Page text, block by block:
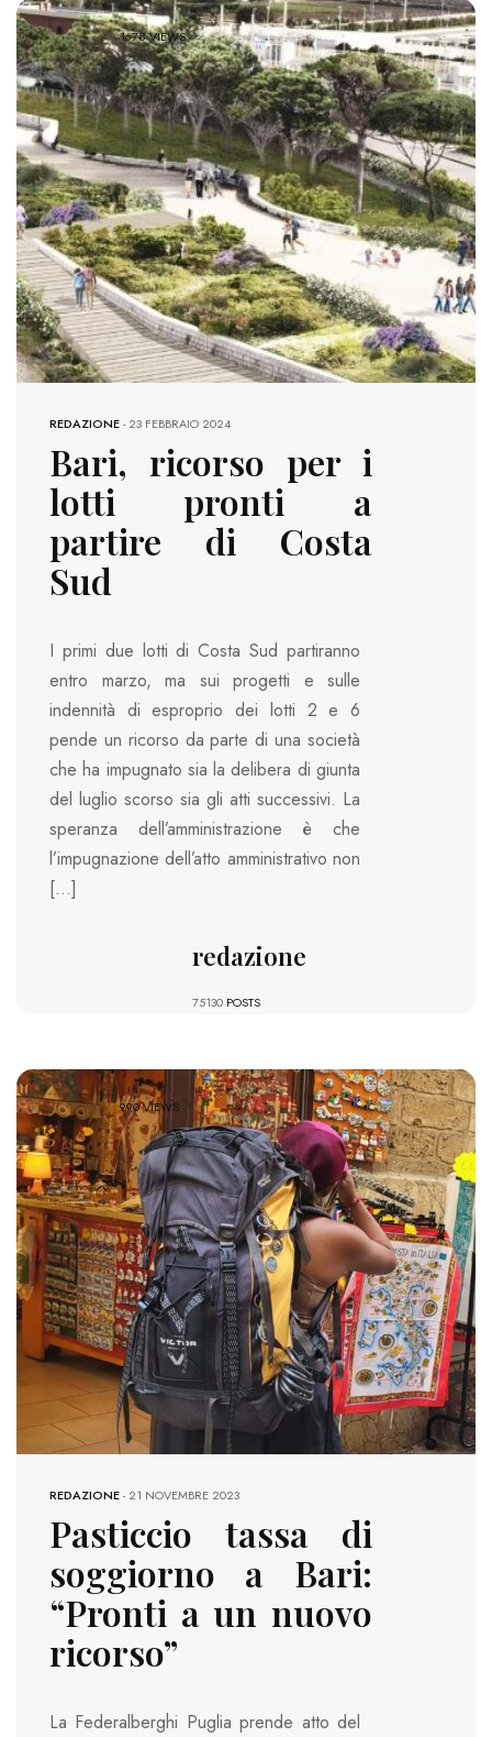
1678 VIEWS
REDAZIONE-23 FEBBRAIO 2024
Bari, ricorso per i
lotti pronti a
partire di Costa
Sud
I primi due lotti di Costa Sud partiranno
entro marzo, ma sui progetti e sulle
indennità di esproprio dei lotti 2 e 6
pende un ricorso da parte di una società
che ha impugnato sia la delibera di giunta
del luglio scorso sia gli atti successivi. La
speranza dell’amministrazione è che
l’impugnazione dell’atto amministrativo non
[…]
redazione
75130 POSTS
990 VIEWS
REDAZIONE-21 NOVEMBRE 2023
Pasticcio tassa di
soggiorno a Bari:
“Pronti a un nuovo
ricorso”
La Federalberghi Puglia prende atto del